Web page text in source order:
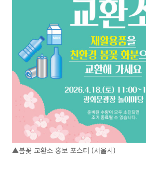
▲봄꽃 교환소 홍보 포스터 (서울시)